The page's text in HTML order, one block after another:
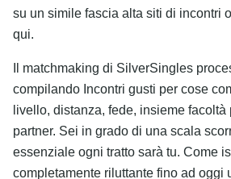
su un simile fascia alta siti di incontri
qui.
Il matchmaking di SilverSingles
compilando Incontri gusti per cose
livello, distanza, fede, insieme
partner. Sei in grado di una scala
essenziale ogni tratto sarà tu. Come
completamente riluttante fino ad oggi